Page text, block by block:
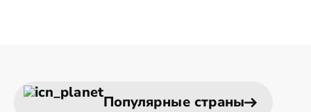
Популярные страны